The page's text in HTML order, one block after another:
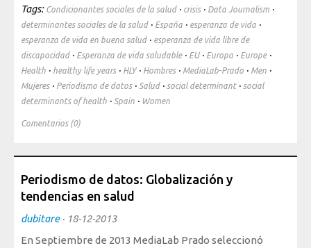
Tags: Condicionantes sociales de la salud· crisis· Data Journalism ·
determinantes sociales de la salud· España · esperanza de vida ·
esperanza de vida en buena salud· esperanza de vida libre de
discapacidad· Esperanza de vida saludable· EU· Europa · Europe·
Health · healthy life years· HLY· Hombres· MediaLab-Prado · Men ·
Mujeres· Periodismo de datos· Salud· social determinant· social
determinants of health · Spain · Women
Comentarios (0)
Periodismo de datos: Globalización y
tendencias en salud
dubitare· 18-12-2013
En Septiembre de 2013 MediaLab Prado seleccionó